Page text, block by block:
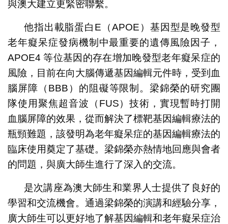
與澳大建立更緊密聯繫。
他指出載脂蛋白E（APOE）基因型是晚發型
老年癡呆症發病機制中最重要的遺傳風險因子，
APOE4 等位基因的存在增加晚發型老年癡呆症的
風險，目前在向大腦傳遞基因編輯元件時，受到血
腦屏障（BBB）的阻礙等限制。梁錦榮的研究團
隊使用聚焦超音波（FUS）技術，實現暫時打開
血腦屏障的效果，從而解決了標靶基因編輯療法的
瓶頸難題，該發明為老年癡呆症的基因編輯療法的
臨床使用奠定了基礎。梁錦榮亦熱情地回應與會者
的問題，與廣大師生進行了深入的交流。
是次講座為澳大師生和業界人士提供了良好的
學習和交流機會。通過梁錦榮的演講和經驗分享，
廣大師生可以更好地了解基因編輯和老年癡呆症治